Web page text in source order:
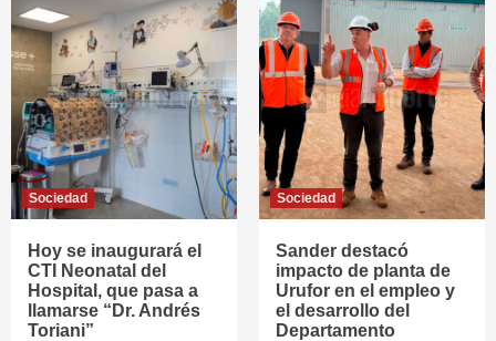
Sociedad
Hoy se inaugurará el
CTI Neonatal del
Hospital, que pasa a
llamarse “Dr. Andrés
Toriani”
Sociedad
Sander destacó
impacto de planta de
Urufor en el empleo y
el desarrollo del
Departamento